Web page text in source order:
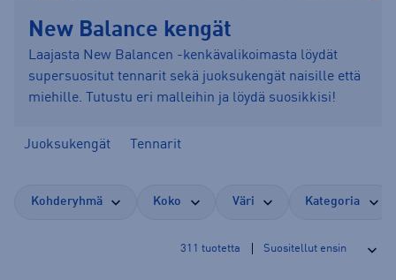
New Balance kengät
Laajasta New Balancen -kenkävalikoimasta löydät
supersuositut tennarit sekä juoksukengät naisille että
miehille. Tutustu eri malleihin ja löydä suosikkisi!
Juoksukengät Tennarit
Kohderyhmä Koko Väri Kategoria
311 tuotetta